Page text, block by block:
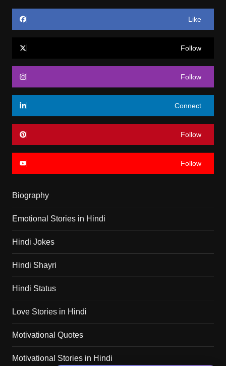
Like
Follow
Follow
Connect
Follow
Follow
Biography
Emotional Stories in Hindi
Hindi Jokes
Hindi Shayri
Hindi Status
Love Stories in Hindi
Motivational Quotes
Motivational Stories in Hindi